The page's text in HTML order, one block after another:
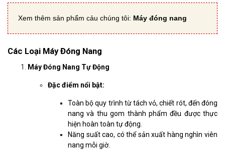
Xem thêm sản phẩm cảu chúng tôi: Máy đóng nang
Các Loại Máy Đóng Nang
Máy Đóng Nang Tự Động
Đặc điểm nổi bật:
Toàn bộ quy trình từ tách vỏ, chiết rót, đến đóng
nang và thu gom thành phẩm đều được thực
hiện hoàn toàn tự động.
Năng suất cao, có thể sản xuất hàng nghìn viên
nang mỗi giờ.